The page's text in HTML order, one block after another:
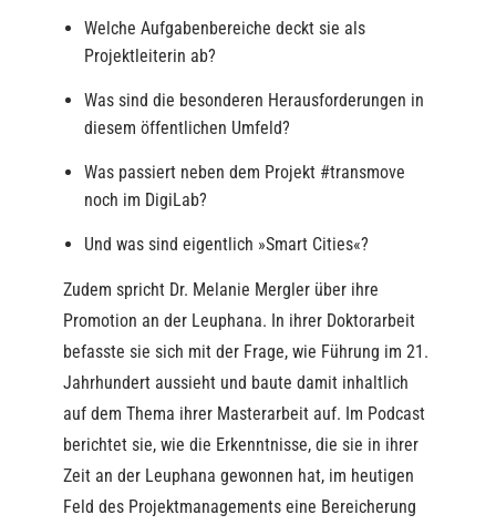
Welche Aufgabenbereiche deckt sie als
Projektleiterin ab?
Was sind die besonderen Herausforderungen in
diesem öffentlichen Umfeld?
Was passiert neben dem Projekt #transmove
noch im DigiLab?
Und was sind eigentlich »Smart Cities«?
Zudem spricht Dr. Melanie Mergler über ihre
Promotion an der Leuphana. In ihrer Doktorarbeit
befasste sie sich mit der Frage, wie Führung im 21.
Jahrhundert aussieht und baute damit inhaltlich
auf dem Thema ihrer Masterarbeit auf. Im Podcast
berichtet sie, wie die Erkenntnisse, die sie in ihrer
Zeit an der Leuphana gewonnen hat, im heutigen
Feld des Projektmanagements eine Bereicherung